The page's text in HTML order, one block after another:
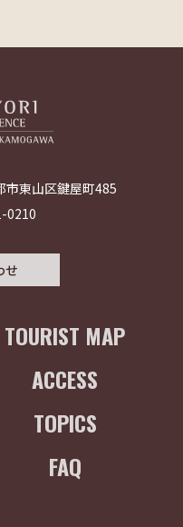
市東山区鍵屋町485
0210
せ
TOURIST MAP
ACCESS
TOPICS
FAQ